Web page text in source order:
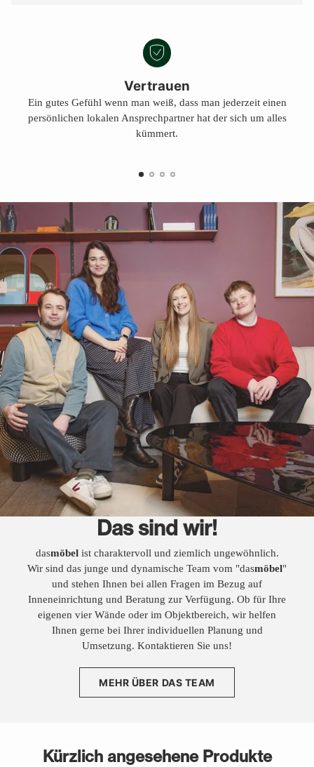
Vertrauen
Ein gutes Gefühl wenn man weiß, dass man jederzeit einen
persönlichen lokalen Ansprechpartner hat der sich um alles
kümmert.
Das sind wir!
dasmöbelist charaktervoll und ziemlich ungewöhnlich.
Wir sind das junge und dynamische Team vom "dasmöbel"
und stehen Ihnen bei allen Fragen im Bezug auf
Inneneinrichtung und Beratung zur Verfügung. Ob für Ihre
eigenen vier Wände oder im Objektbereich, wir helfen
Ihnen gerne bei Ihrer individuellen Planung und
Umsetzung. Kontaktieren Sie uns!
MEHR ÜBER DAS TEAM
Kürzlich angesehene Produkte